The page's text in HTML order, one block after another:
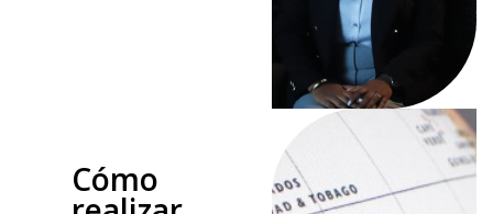
Cómo